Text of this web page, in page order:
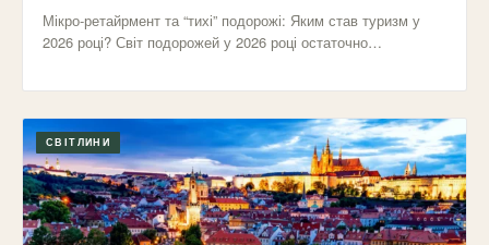
Мікро-ретайрмент та “тихі” подорожі: Яким став туризм у
2026 році? Світ подорожей у 2026 році остаточно
СВІТЛИНИ